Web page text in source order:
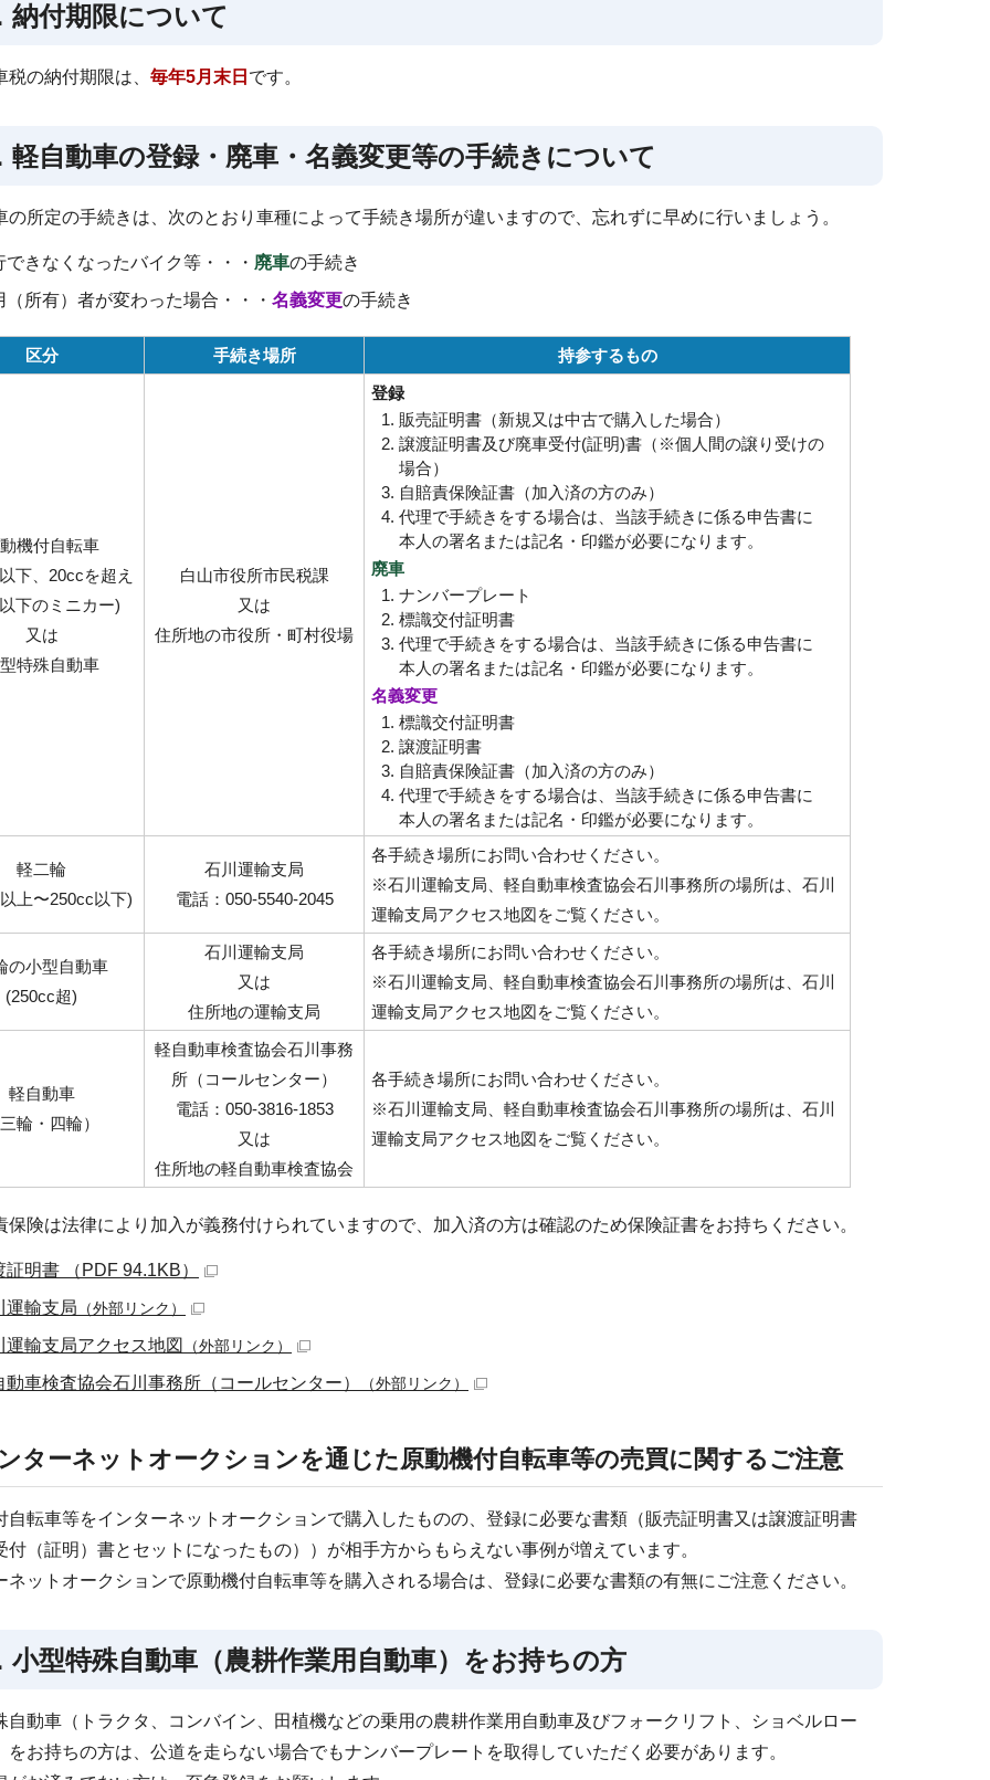
納付期限について
税の納付期限は、 毎年5月末日 です。
軽自動車の登録・廃車・名義変更等の手続きについて
の所定の手続きは、次のとおり車種によって手続き場所が違いますので、忘れずに早めに行いましょう。
できなくなったバイク等・・・ 廃車の手続き
（所有）者が変わった場合・・・ 名義変更の手続き
区分 手続き場所 持参するもの
機付自転車
下、20ccを超え
下のミニカー)
又は
特殊自動車
白山市役所市民税課
又は
住所地の市役所・町村役場
登録
販売証明書（新規又は中古で購入した場合）
譲渡証明書及び廃車受付(証明)書（※個人間の譲り受けの
場合）
自賠責保険証書（加入済の方のみ）
代理で手続きをする場合は、当該手続きに係る申告書に
本人の署名または記名・印鑑が必要になります。
廃車
ナンバープレート
標識交付証明書
代理で手続きをする場合は、当該手続きに係る申告書に
本人の署名または記名・印鑑が必要になります。
名義変更
標識交付証明書
譲渡証明書
自賠責保険証書（加入済の方のみ）
代理で手続きをする場合は、当該手続きに係る申告書に
本人の署名または記名・印鑑が必要になります。
軽二輪
上〜250cc以下)
石川運輸支局
電話：050-5540-2045
各手続き場所にお問い合わせください。
※石川運輸支局、軽自動車検査協会石川事務所の場所は、石川
運輸支局アクセス地図をご覧ください。
の小型自動車
(250cc超)
石川運輸支局
又は
住所地の運輸支局
各手続き場所にお問い合わせください。
※石川運輸支局、軽自動車検査協会石川事務所の場所は、石川
運輸支局アクセス地図をご覧ください。
軽自動車
三輪・四輪）
軽自動車検査協会石川事務
所（コールセンター）
電話：050-3816-1853
又は
住所地の軽自動車検査協会
各手続き場所にお問い合わせください。
※石川運輸支局、軽自動車検査協会石川事務所の場所は、石川
運輸支局アクセス地図をご覧ください。
険は法律により加入が義務付けられていますので、加入済の方は確認のため保険証書をお持ちください。
証明書 （PDF 94.1KB）
運輸支局 （外部リンク）
運輸支局アクセス地図 （外部リンク）
動車検査協会石川事務所（コールセンター） （外部リンク）
ターネットオークションを通じた原動機付自転車等の売買に関するご注意
自転車等をインターネットオークションで購入したものの、登録に必要な書類（販売証明書又は譲渡証明書
付（証明）書とセットになったもの））が相手方からもらえない事例が増えています。
ネットオークションで原動機付自転車等を購入される場合は、登録に必要な書類の有無にご注意ください。
小型特殊自動車（農耕作業用自動車）をお持ちの方
自動車（トラクタ、コンバイン、田植機などの乗用の農耕作業用自動車及びフォークリフト、ショベルロー
をお持ちの方は、公道を走らない場合でもナンバープレートを取得していただく必要があります。